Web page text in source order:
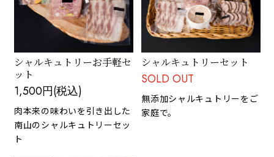
シャルキュトリーお手軽セ
ット
1,500円(税込)
肉本来の味わいを引き出した
南山のシャルキュトリーセッ
ト
シャルキュトリーセット
SOLD OUT
無添加シャルキュトリーをご
家庭で。